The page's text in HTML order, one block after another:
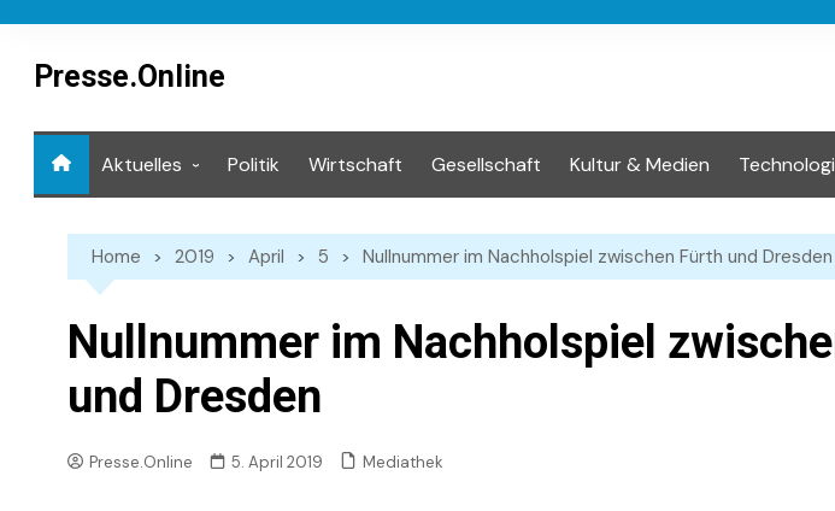
contentPresse.Online
Aktuelles Politik Wirtschaft Gesellschaft Kultur & Medien
Home 2019 April 5 Nullnummer im Nachholspiel zwischen Fürth und Dresden
Nullnummer im Nachholspiel
und Dresden
Presse.Online 5. April 2019 Mediathek